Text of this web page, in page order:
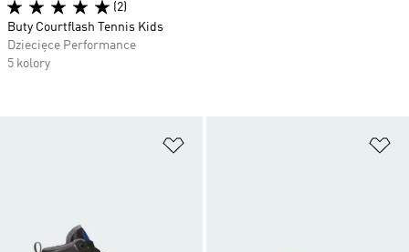
(2)
Buty Courtflash Tennis Kids
Dziecięce Performance
5 kolory